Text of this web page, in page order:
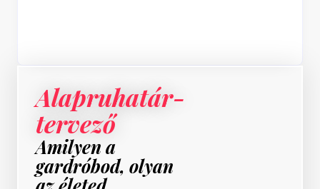
Alapruhatár-
tervező
Amilyen a
gardróbod, olyan